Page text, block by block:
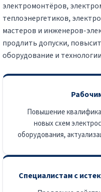
электромонтёров,
теплоэнергетиков,
мастеров и инженеров-
продлить допуски,
оборудование и
Повышение
новых схем
оборудования,
Специалистам с